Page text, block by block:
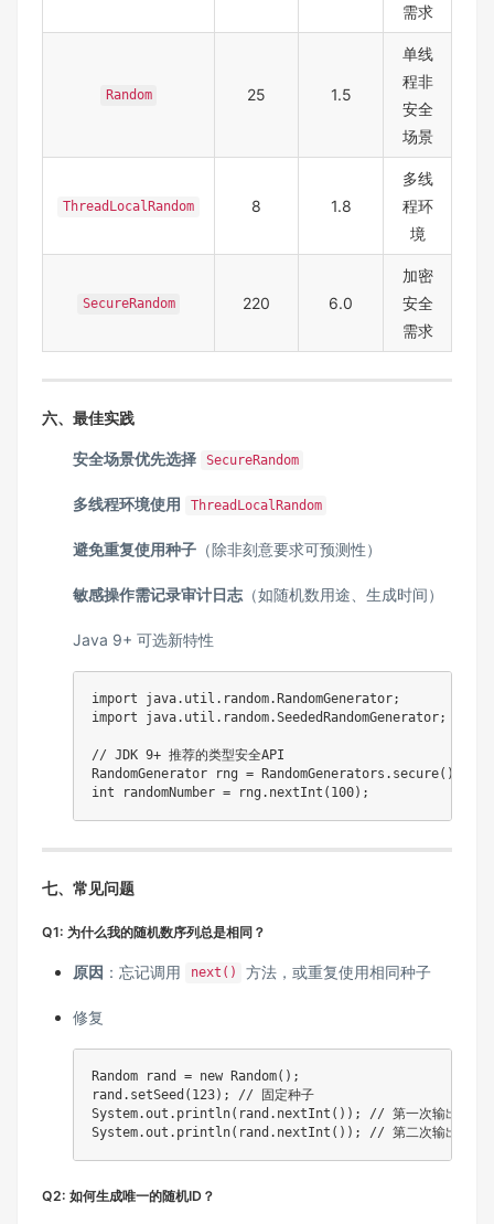
需求
Random 25 1.5
单线
程非
安全
场景
ThreadLocalRandom 8 1.8
多线
程环
境
SecureRandom 220 6.0
加密
安全
需求
六、最佳实践
安全场景优先选择 SecureRandom
多线程环境使用 ThreadLocalRandom
避免重复使用种子 （除非刻意要求可预测性）
敏感操作需记录审计日志 （如随机数用途、生成时间）
Java 9+ 可选新特性
import java. util . random. RandomGenerator;
import
java. util . random.SeededRandomGenerator;
// JDK 9+ 推荐的类型安全API
RandomGenerator rng = RandomGenerators . secure( )
int randomNumber = rng . nextInt ( 100) ;
七、常见问题
Q1: 为什么我的随机数序列总是相同？
原因 ：忘记调用 next() 方法，或重复使用相同种子
修复
Random rand = new Random( ) ;
rand . setSeed ( 123) ;
// 固定种子
System.out . println( rand . nextInt ( ) ) ;
// 第一次输出
System.out . println( rand . nextInt ( ) ) ; // 第二次输出（不
Q2: 如何生成唯一的随机ID？